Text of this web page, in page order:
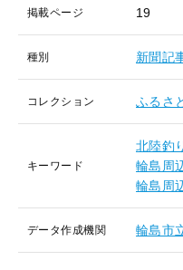
掲載ページ 19
種別 新聞記
コレクション ふるさ
キーワード
北陸釣
輪島周
輪島周
データ作成機関 輪島市